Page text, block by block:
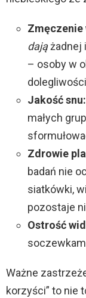
Zmęczenie
dajążadnej
– osoby w
Jakość snu:
małych
Zdrowie
badań nie
siatkówki,
pozostaje
Ostrość
Ważne
korzyści” to nie